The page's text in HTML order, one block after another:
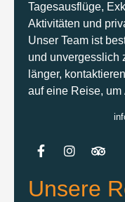
Tagesausflüge,
Aktivitäten und
Unser Team ist
und unvergesslich
länger,
auf eine Reise, um
Unsere